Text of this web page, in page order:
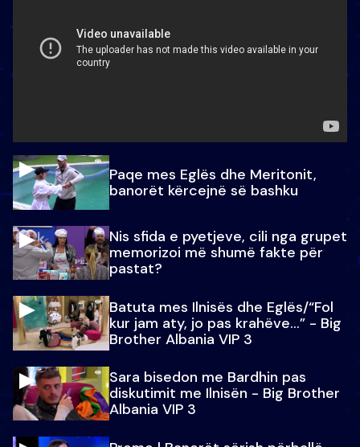
Paqe mes Eglës dhe Meritonit,
banorët kërcejnë së bashku
Nis sfida e pyetjeve, cili nga grupet
memorizoi më shumë fakte për
pastat?
Batuta mes Ilnisës dhe Eglës/“Fol
kur jam aty, jo pas krahëve…” - Big
Brother Albania VIP 3
Sara bisedon me Bardhin pas
diskutimit me Ilnisën - Big Brother
Albania VIP 3